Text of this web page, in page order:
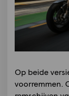
Op beide
voorremmen.